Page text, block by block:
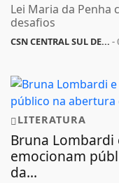
Lei Maria da Penha
desafios
CSN CENTRAL SUL DE... -
LITERATURA
Bruna Lombardi
emocionam
da...